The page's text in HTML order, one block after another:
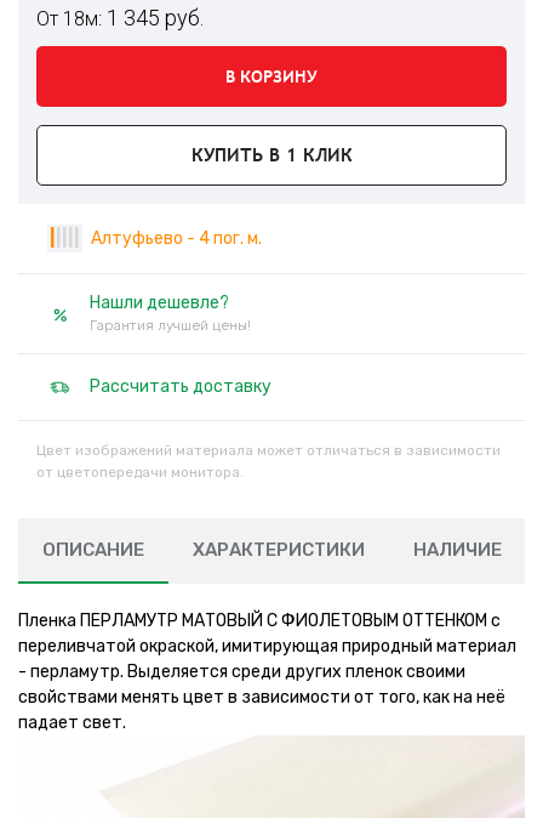
От 18м: 1 345 руб.
В КОРЗИНУ
КУПИТЬ В 1 КЛИК
Алтуфьево - 4 пог. м.
Нашли дешевле?
Гарантия лучшей цены!
Рассчитать доставку
Цвет изображений материала может отличаться в зависимости
от цветопередачи монитора.
ОПИСАНИЕ ХАРАКТЕРИСТИКИ НАЛИЧИЕ
Пленка ПЕРЛАМУТР МАТОВЫЙ С ФИОЛЕТОВЫМ ОТТЕНКОМ с
переливчатой окраской, имитирующая природный материал
- перламутр. Выделяется среди других пленок своими
свойствами менять цвет в зависимости от того, как на неё
падает свет.